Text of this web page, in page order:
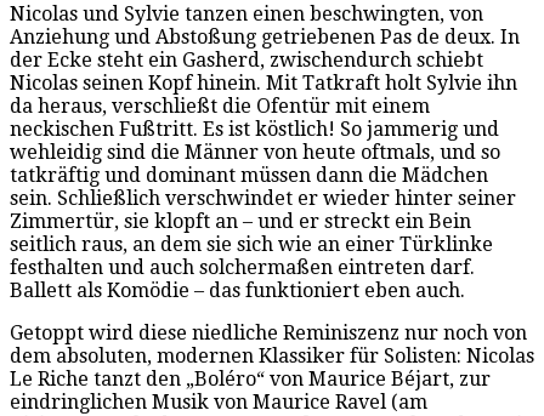
Nicolas und Sylvie tanzen einen beschwingten, von
Anziehung und Abstoßung getriebenen Pas de deux. In
der Ecke steht ein Gasherd, zwischendurch schiebt
Nicolas seinen Kopf hinein. Mit Tatkraft holt Sylvie ihn
da heraus, verschließt die Ofentür mit einem
neckischen Fußtritt. Es ist köstlich! So jammerig und
wehleidig sind die Männer von heute oftmals, und so
tatkräftig und dominant müssen dann die Mädchen
sein. Schließlich verschwindet er wieder hinter seiner
Zimmertür, sie klopft an – und er streckt ein Bein
seitlich raus, an dem sie sich wie an einer Türklinke
festhalten und auch solchermaßen eintreten darf.
Ballett als Komödie – das funktioniert eben auch.
Getoppt wird diese niedliche Reminiszenz nur noch von
dem absoluten, modernen Klassiker für Solisten: Nicolas
Le Riche tanzt den „Boléro“ von Maurice Béjart, zur
eindringlichen Musik von Maurice Ravel (am